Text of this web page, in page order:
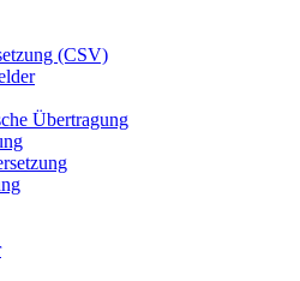
(CSV)
Übertragung